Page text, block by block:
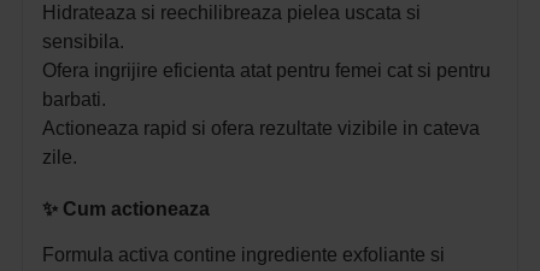
Hidrateaza si reechilibreaza pielea uscata si
sensibila.
Ofera ingrijire eficienta atat pentru femei cat si pentru
barbati.
Actioneaza rapid si ofera rezultate vizibile in cateva
zile.
✨ Cum actioneaza
Formula activa contine ingrediente exfoliante si